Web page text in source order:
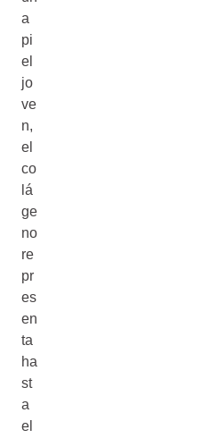
a
pi
el
jo
ve
n,
el
co
lá
ge
no
re
pr
es
en
ta
ha
st
a
el